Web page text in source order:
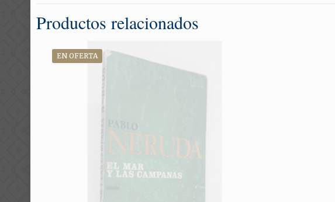
Productos relacionados
EN OFERTA